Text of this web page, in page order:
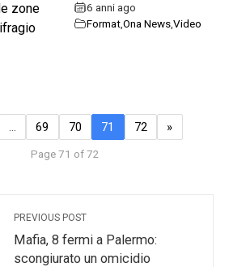
zone
6 anni ago
Format,Ona News,Video
… 69 70 71 72 »
Page 71 of 72
PREVIOUS POST
Mafia, 8 fermi a Palermo:
scongiurato un omicidio